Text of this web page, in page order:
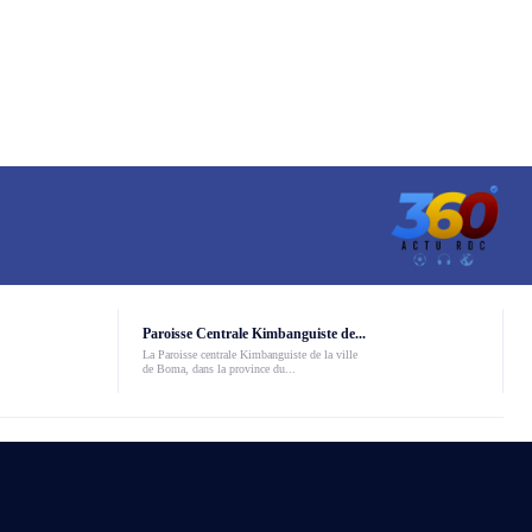
Paroisse Centrale Kimbanguiste de...
La Paroisse centrale Kimbanguiste de la ville
de Boma, dans la province du...